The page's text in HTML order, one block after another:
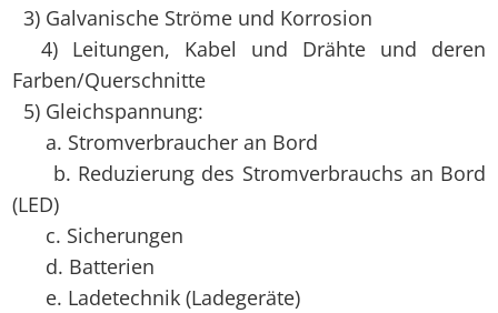
3) Galvanische Ströme und Korrosion
4) Leitungen, Kabel und Drähte und deren
Farben/Querschnitte
5) Gleichspannung:
a. Stromverbraucher an Bord
b. Reduzierung des Stromverbrauchs an Bord
(LED)
c. Sicherungen
d. Batterien
e. Ladetechnik (Ladegeräte)